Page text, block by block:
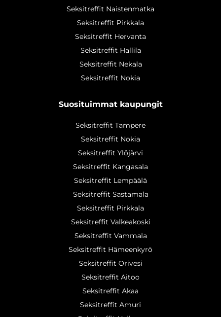
Seksitreffit Naistenmatka
Seksitreffit Pirkkala
Seksitreffit Hervanta
Seksitreffit Hallila
Seksitreffit Nekala
Seksitreffit Nokia
Suosituimmat kaupungit
Seksitreffit Tampere
Seksitreffit Nokia
Seksitreffit Ylöjärvi
Seksitreffit Kangasala
Seksitreffit Lempäälä
Seksitreffit Sastamala
Seksitreffit Pirkkala
Seksitreffit Valkeakoski
Seksitreffit Vammala
Seksitreffit Hämeenkyrö
Seksitreffit Orivesi
Seksitreffit Aitoo
Seksitreffit Akaa
Seksitreffit Amuri